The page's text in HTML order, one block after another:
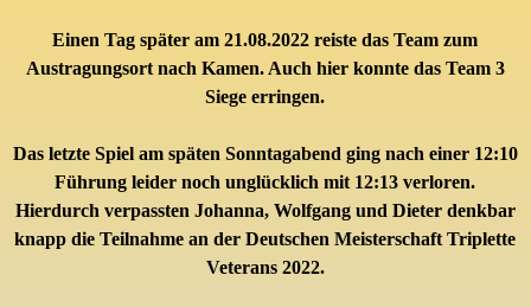
Einen Tag später am 21.08.2022 reiste das Team zum
Austragungsort nach Kamen. Auch hier konnte das Team 3
Siege erringen.
Das letzte Spiel am späten Sonntagabend ging nach einer 12:10
Führung leider noch unglücklich mit 12:13 verloren.
Hierdurch verpassten Johanna, Wolfgang und Dieter denkbar
knapp die Teilnahme an der Deutschen MeisterschaftTriplette
Veterans 2022.